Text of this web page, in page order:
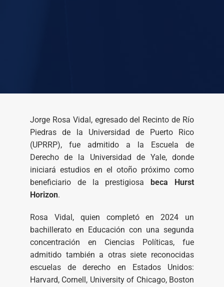
Jorge Rosa Vidal, egresado del Recinto de Río
Piedras de la Universidad de Puerto Rico
(UPRRP), fue admitido a la Escuela de
Derecho de la Universidad de Yale, donde
iniciará estudios en el otoño próximo como
beneficiario de la prestigiosa
beca Hurst
Horizon.
Rosa Vidal, quien completó en 2024 un
bachillerato en Educación con una segunda
concentración en Ciencias Políticas, fue
admitido también a otras siete reconocidas
escuelas de derecho en Estados Unidos:
Harvard, Cornell, University of Chicago, Boston